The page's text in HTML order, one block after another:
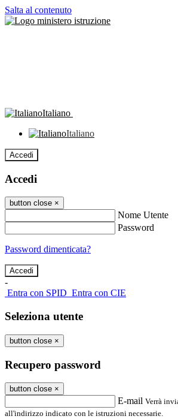
Salta al contenuto
Italiano
Italiano
Accedi
Accedi
button close ×
Nome Utente
Password
Password dimenticata?
-
Entra con SPID Entra con CIE
Seleziona utente
button close ×
Recupero password
button close ×
E-mail Verrà
all'indirizzo indicato con le istruzioni necessarie.